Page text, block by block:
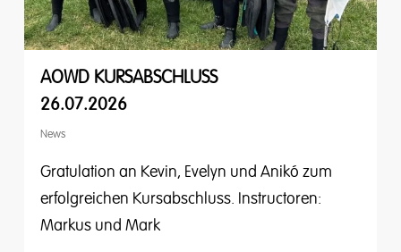
AOWD KURSABSCHLUSS
26.07.2026
News
Gratulation an Kevin, Evelyn und Anikó zum
erfolgreichen Kursabschluss. Instructoren:
Markus und Mark